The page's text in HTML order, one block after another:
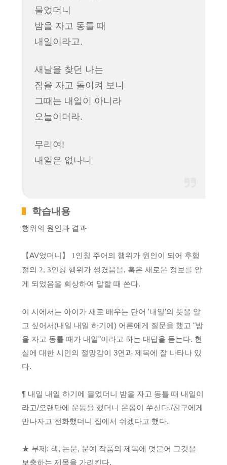
물었더니
밤을 자고 동틀 때
내일이라고.
새날을 찾던 나는
잠을 자고 돌이켜 보니
그때는 내일이 아니라
오늘이더라.
무리여!
내일은 없나니
학습내용
행위의 원인과 결과
【AV었더니】 1 인칭 주어의 행위가 원인이 되어 후행
절의 2, 3인칭 행위가 생겼음을, 혹은 새로운 정보를 알
게 되었음을 회상하여 말할 때 쓴다.
이 시에서는 아이가 새로 배우는 단어 '내일'의 뜻을 알
고 싶어서(내일 내일 하기에) 어른에게 질문을 했고 "밤
을 자고 동틀 때가 내일"이라고 하는 대답을 듣는다. 현
실에 대한 시인의 절망감이 3연과 제목에 잘 나타나 있
다.
¶ 내일 내일 하기에 물었더니 밤을 자고 동틀 때 내일이
라고/오랜만에 운동을 했더니 온몸이 쑤신다./친구에게
만나자고 전화했더니 집에서 쉬겠다고 했다.
★ 부제: 책, 논문, 문예 작품의 제목에 덧붙어 그것을
보충하는 제목을 가리킨다.